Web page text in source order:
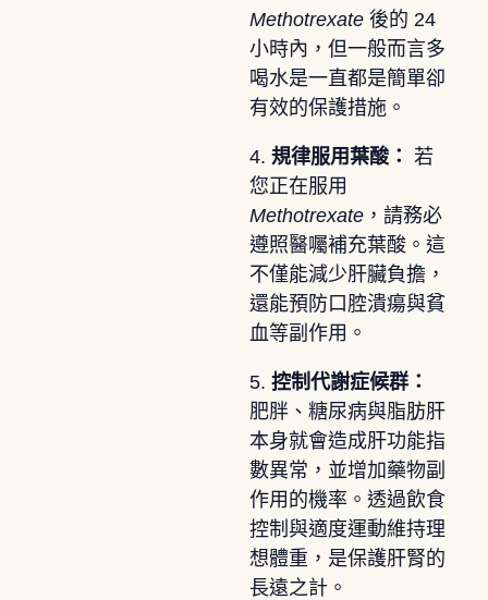
Methotrexate後的 24
小時內，但一般而言多
喝水是一直都是簡單卻
有效的保護措施。
4. 規律服用葉酸： 若
您正在服用
Methotrexate，請務必
遵照醫囑補充葉酸。這
不僅能減少肝臟負擔，
還能預防口腔潰瘍與貧
血等副作用。
5. 控制代謝症候群：
肥胖、糖尿病與脂肪肝
本身就會造成肝功能指
數異常，並增加藥物副
作用的機率。透過飲食
控制與適度運動維持理
想體重，是保護肝腎的
長遠之計。